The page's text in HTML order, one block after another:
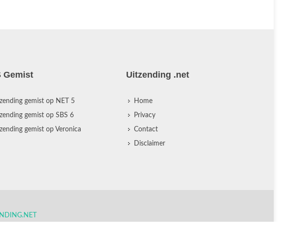
Gemist
gemist op NET 5
gemist op SBS 6
gemist op Veronica
Uitzending .net
Home
Privacy
Contact
Disclaimer